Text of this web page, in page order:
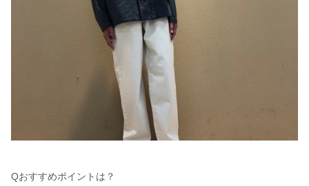
Qおすすめポイントは？